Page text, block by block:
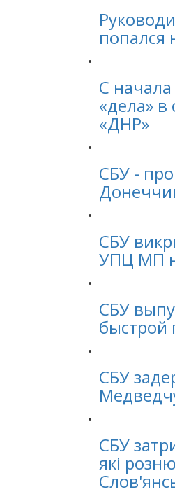
попался
С
«дела»
«ДНР»
СБУ - про
СБУ
УПЦ МП
СБУ
быстрой
СБУ
СБУ
які